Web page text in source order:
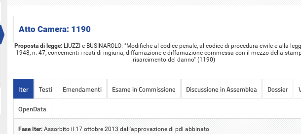
Atto Camera: 1190
Proposta di legge: LIUZZI e BUSINAROLO: "Modifiche al codice penale, al codice di procedura civile e alla
1948, n. 47, concernenti i reati di ingiuria, diffamazione e diffamazione commessa con il mezzo della
risarcimento del danno" (1190)
Iter Testi Emendamenti Esame in Commissione Discussione in Assemblea Dossier
OpenData
Fase Iter: Assorbito il 17 ottobre 2013 dall'approvazione di pdl abbinato